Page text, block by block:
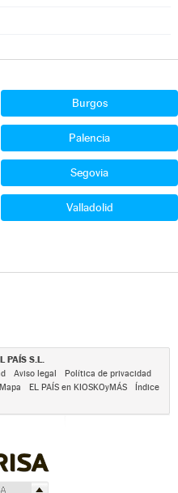
Burgos
Palencia
Segovia
Valladolid
PAÍS S.L.
Aviso legal
Política de privacidad
Mapa EL PAÍS en KIOSKOyMÁS
Índice